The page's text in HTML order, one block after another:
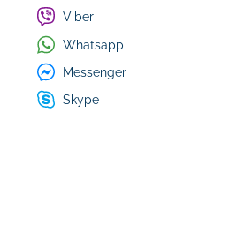
Viber
Whatsapp
Messenger
Skype